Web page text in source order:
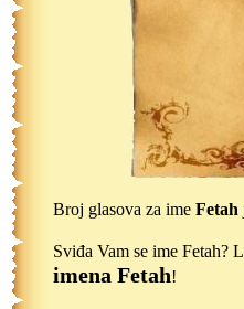
Broj glasova za ime Fetah
Sviđa Vam se ime Fetah?
imena Fetah!